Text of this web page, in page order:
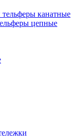
тельферы канатные
цепные